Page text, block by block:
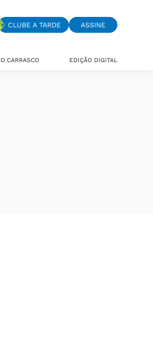
CLUBE A TARDE ASSINE
O CARRASCO EDIÇÃO DIGITAL